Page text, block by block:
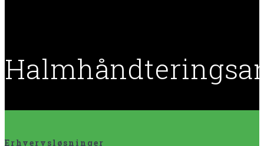
Erhvervsløsninger